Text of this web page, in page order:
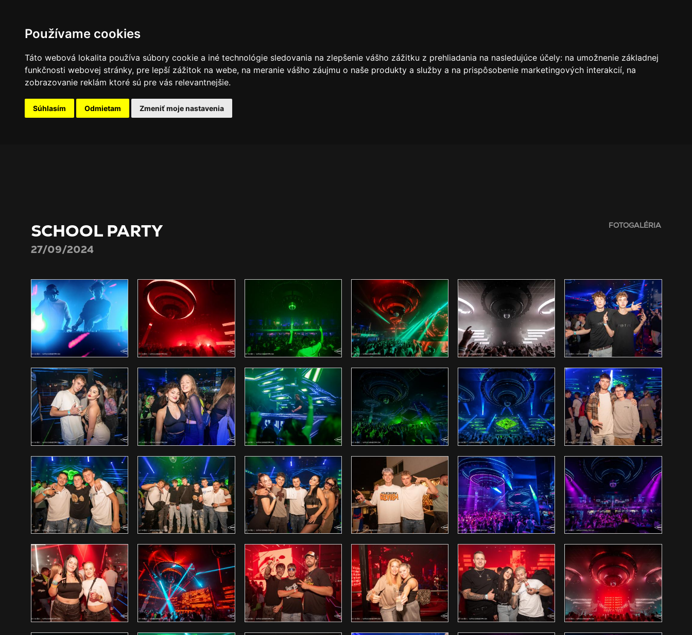
Používame cookies
Táto webová lokalita používa súbory cookie a iné technológie sledovania na zlepšenie vášho zážitku z prehliadania na nasledujúce účely: na umožnenie základnej
funkčnosti webovej stránky, pre lepší zážitok na webe, na meranie vášho záujmu o naše produkty a služby a na prispôsobenie marketingových interakcií, na
zobrazovanie reklám ktoré sú pre vás relevantnejšie.
Súhlasím Odmietam Zmeniť moje nastavenia
SCHOOL PARTY
27/09/2024
FOTOGALÉRIA